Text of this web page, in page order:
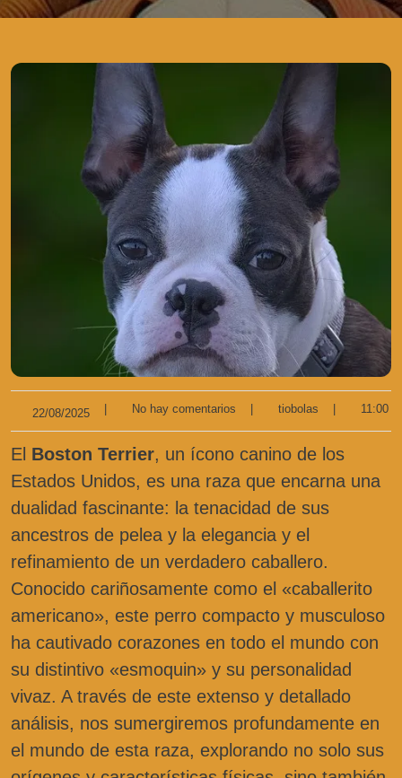
22/08/2025 No hay comentarios tiobolas 11:00
El Boston Terrier, un ícono canino de los
Estados Unidos, es una raza que encarna una
dualidad fascinante: la tenacidad de sus
ancestros de pelea y la elegancia y el
refinamiento de un verdadero caballero.
Conocido cariñosamente como el «caballerito
americano», este perro compacto y musculoso
ha cautivado corazones en todo el mundo con
su distintivo «esmoquin» y su personalidad
vivaz. A través de este extenso y detallado
análisis, nos sumergiremos profundamente en
el mundo de esta raza, explorando no solo sus